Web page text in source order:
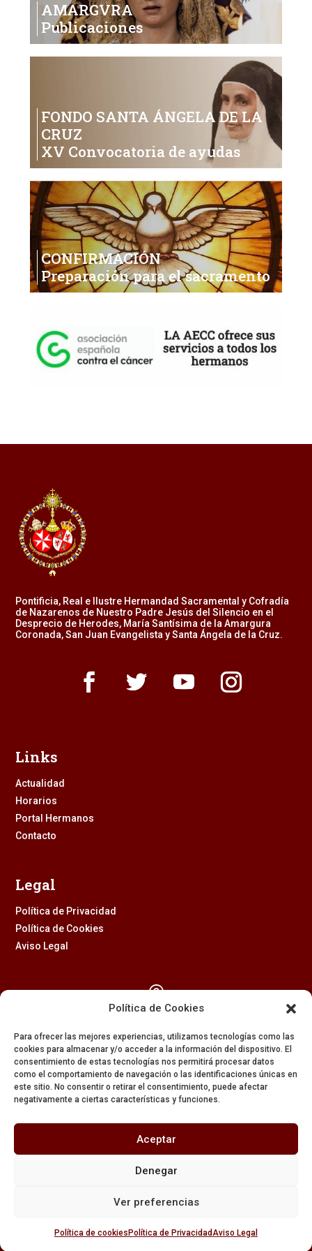
Política de Cookies
Para ofrecer las mejores experiencias, utilizamos tecnologías como las
cookies para almacenar y/o acceder a la información del dispositivo. El
consentimiento de estas tecnologías nos permitirá procesar datos
como el comportamiento de navegación o las identificaciones únicas en
este sitio. No consentir o retirar el consentimiento, puede afectar
negativamente a ciertas características y funciones.
Aceptar
Denegar
Ver preferencias
Política de cookies Política de PrivacidadAviso Legal
AMARGVRA
Publicaciones
FONDO SANTA ÁNGELA DE LA
CRUZ
XV Convocatoria de ayudas
CONFIRMACIÓN
Preparación para el sacramento
Pontificia, Real e Ilustre Hermandad Sacramental y Cofradía
de Nazarenos de Nuestro Padre Jesús del Silencio en el
Desprecio de Herodes, María Santísima de la Amargura
Coronada, San Juan Evangelista y Santa Ángela de la Cruz.
Links
Actualidad
Horarios
Portal Hermanos
Contacto
Legal
Política de Privacidad
Política de Cookies
Aviso Legal

954 229 437

608 84 84 82

secretaria@amargura.org
mayordomia@amargura.org